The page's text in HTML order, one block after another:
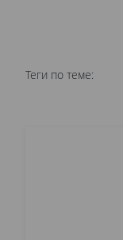
Теги по теме: